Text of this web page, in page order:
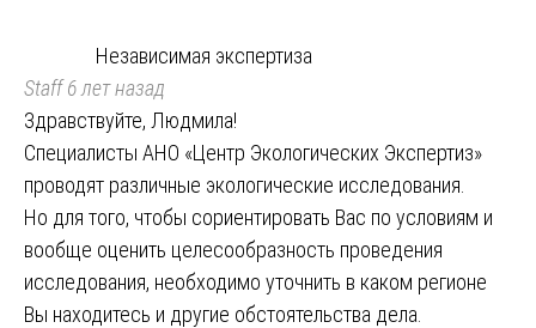
Независимая экспертиза
Staff6 лет назад
Здравствуйте, Людмила!
Специалисты АНО «Центр Экологических Экспертиз»
проводят различные экологические исследования.
Но для того, чтобы сориентировать Вас по условиям и
вообще оценить целесообразность проведения
исследования, необходимо уточнить в каком регионе
Вы находитесь и другие обстоятельства дела.